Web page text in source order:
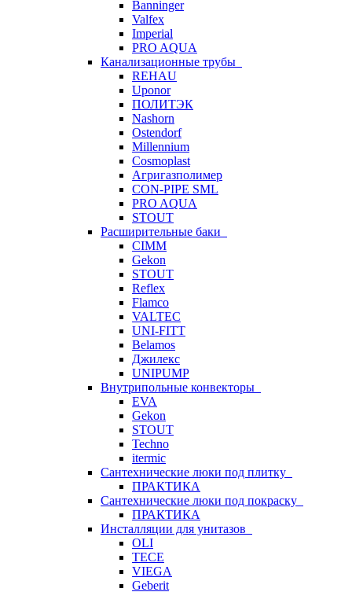
Banninger
Valfex
Imperial
PRO AQUA
Канализационные трубы
REHAU
Uponor
ПОЛИТЭК
Nashorn
Ostendorf
Millennium
Cosmoplast
Агригазполимер
CON-PIPE SML
PRO AQUA
STOUT
Расширительные баки
CIMM
Gekon
STOUT
Reflex
Flamco
VALTEC
UNI-FITT
Belamos
Джилекс
UNIPUMP
Внутрипольные конвекторы
EVA
Gekon
STOUT
Techno
itermic
Сантехнические люки под плитку
ПРАКТИКА
Сантехнические люки под покраску
ПРАКТИКА
Инсталляции для унитазов
OLI
TECE
VIEGA
Geberit